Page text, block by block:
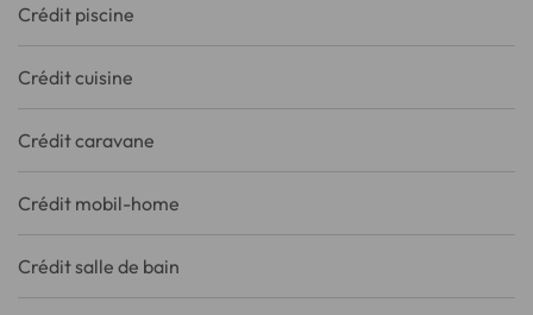
Crédit piscine
Crédit cuisine
Crédit caravane
Crédit mobil-home
Crédit salle de bain